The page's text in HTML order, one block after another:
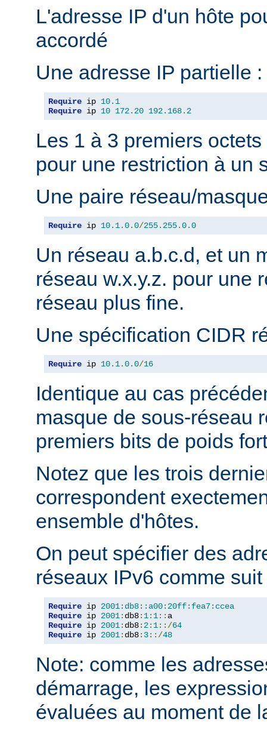
L'adresse IP d'un hôte
accordé
Une adresse IP partielle :
Require ip 10.1
Require ip 10 172.20 192.168. 2
Les 1 à 3 premiers
pour une restriction à un
Une paire réseau/
Require ip 10.1.0.0/255.255.0.0
Un réseau a.b.c.d, et un
réseau w.x.y.z. pour une
réseau plus fine.
Une spécification CIDR
Require ip 10.1.0.0/16
Identique au cas
masque de sous-réseau
premiers bits de poids
Notez que les trois
correspondent
ensemble d'hôtes.
On peut spécifier des
réseaux IPv6 comme suit
Require ip 2001:db8::a00:20ff:fea7:ccea
Require ip 2001: db8: 1: 1::
Require ip 2001: db8: 2: 1::/64
Require ip 2001: db8: 3::/48
Note: comme les
démarrage, les
évaluées au moment de